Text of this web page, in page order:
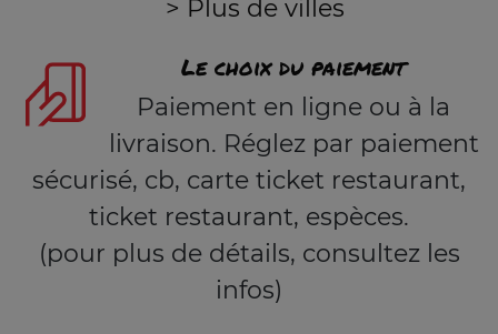
> Plus de villes
Le choix du paiement
Paiement en ligne ou à la
livraison. Réglez par paiement
sécurisé, cb, carte ticket restaurant,
ticket restaurant, espèces.
(pour plus de détails, consultez les
infos)